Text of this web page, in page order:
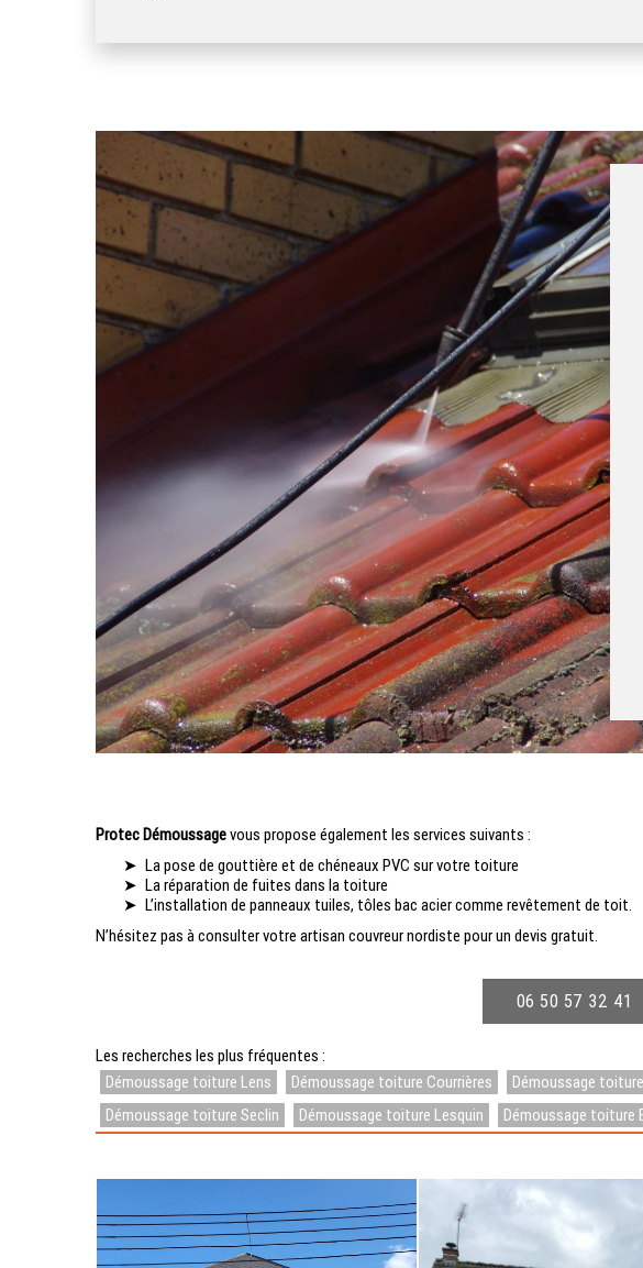
Protec Démoussagevous propose également les services suivants :
La pose de gouttière et de chéneaux PVC sur votre toiture
La réparation de fuites dans la toiture
L’installation de panneaux tuiles, tôles bac acier comme revêtement de toit.
N’hésitez pas à consulter votre artisan couvreur nordiste pour un devis gratuit.
06 50 57 32 41
Les recherches les plus fréquentes :
Démoussage toiture Lens
Démoussage toiture Courrières Démoussage
Démoussage toiture Seclin
Démoussage toiture Lesquin Démoussage toiture